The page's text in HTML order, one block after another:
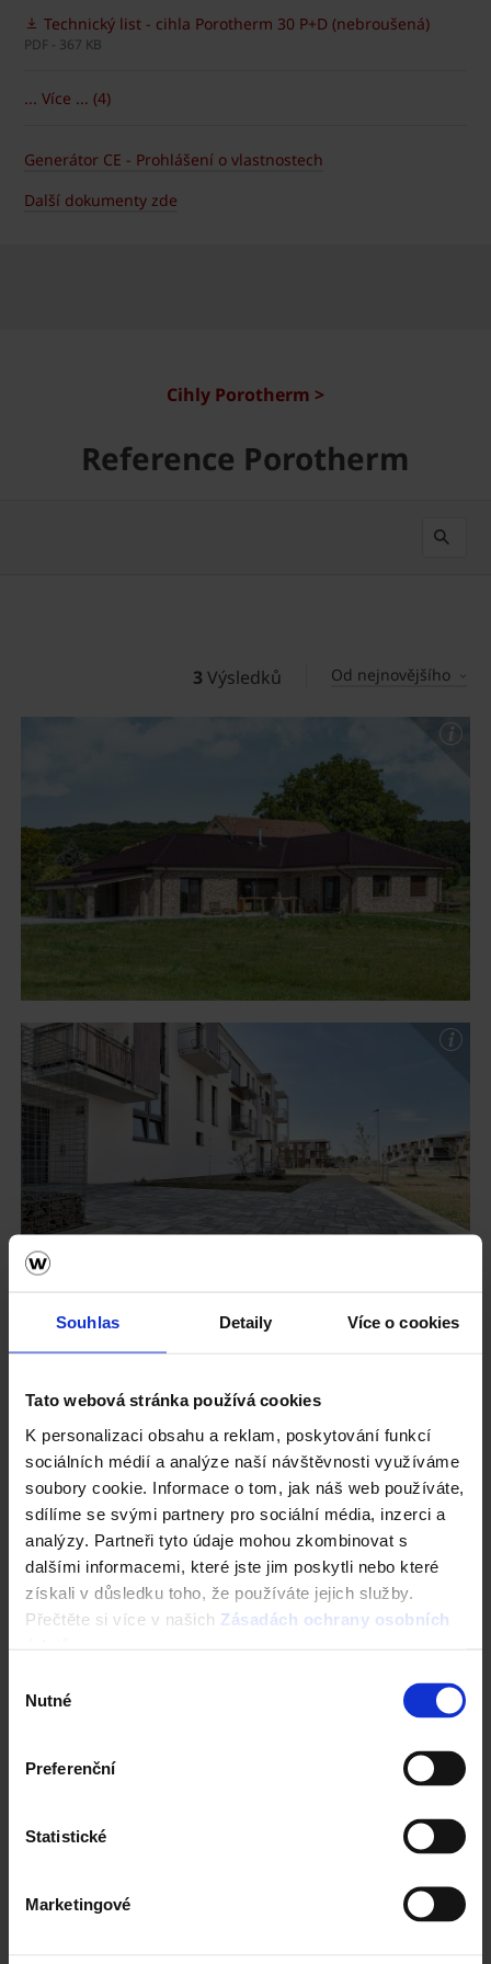
Souhlas Detaily Více o cookies
Tato webová stránka používá cookies
K personalizaci obsahu a reklam, poskytování funkcí
sociálních médií a analýze naší návštěvnosti využíváme
soubory cookie. Informace o tom, jak náš web používáte,
sdílíme se svými partnery pro sociální média, inzerci a
analýzy. Partneři tyto údaje mohou zkombinovat s
dalšími informacemi, které jste jim poskytli nebo které
získali v důsledku toho, že používáte jejich služby.
Přečtěte si více v našich Zásadách ochrany osobních
souhlasu
Nutné
Preferenční
Statistické
Marketingové
Technický list - cihla Porotherm 30 P+D (nebroušená)
PDF - 367 KB
... Více ... (4)
Generátor CE - Prohlášení o vlastnostech
Další dokumenty zde
Cihly Porotherm >
Reference Porotherm
3 Výsledků Od nejnovějšího